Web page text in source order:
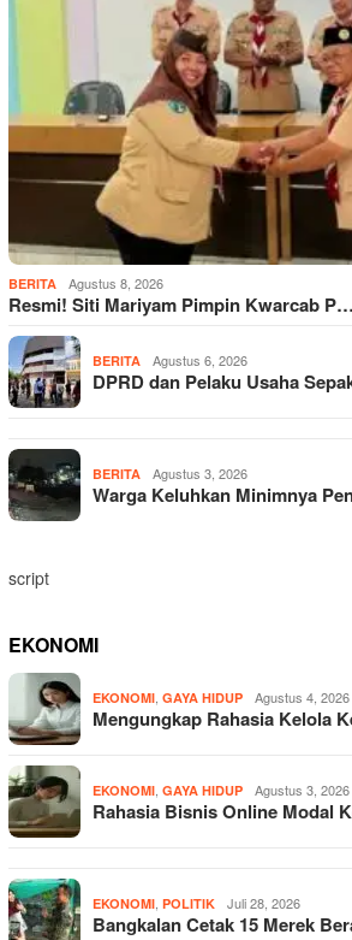
BERITA Agustus 8, 2026
Resmi! Siti Mariyam Pimpin Kwarcab P…
BERITA Agustus 6, 2026
DPRD dan Pelaku Usaha
BERITA Agustus 3, 2026
Warga Keluhkan Minimnya
script
EKONOMI
EKONOMI, GAYA HIDUP Agustus 4, 2026
Mengungkap Rahasia Kelola
EKONOMI, GAYA HIDUP Agustus 3, 2026
Rahasia Bisnis Online Modal
EKONOMI, POLITIK Juli 28, 2026
Bangkalan Cetak 15 Merek